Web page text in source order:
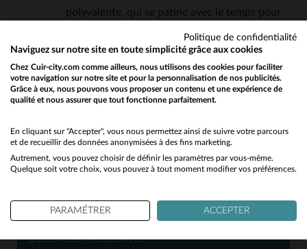
polyvalente, qui se patine avec le temps pour
Coupe regular: équilibre parfait entre confort
et élégance, adaptée à toutes les
morphologies.
Polyvalence: se porte aussi bien avec un jean
casual ou chic.
Entretien facile: un cuir qui vieillit bien, à
QUESTIONS FRÉQUENTES
Would you like to be redirected to our English site?
No
Yes
Politique de confidentialité
Naviguez sur notre site en toute simplicité grâce aux cookies
Chez Cuir-city.com comme ailleurs, nous utilisons des cookies pour faciliter
votre navigation sur notre site et pour la personnalisation de nos publicités.
Grâce à eux, nous pouvons vous proposer un contenu et une expérience de
qualité et nous assurer que tout fonctionne parfaitement.
En cliquant sur "Accepter", vous nous permettez ainsi de suivre votre parcours
et de recueillir des données anonymisées à des fins marketing.
Autrement, vous pouvez choisir de définir les paramètres par vous-même.
Quelque soit votre choix, vous pouvez à tout moment modifier vos préférences.
PARAMÉTRER ACCEPTER